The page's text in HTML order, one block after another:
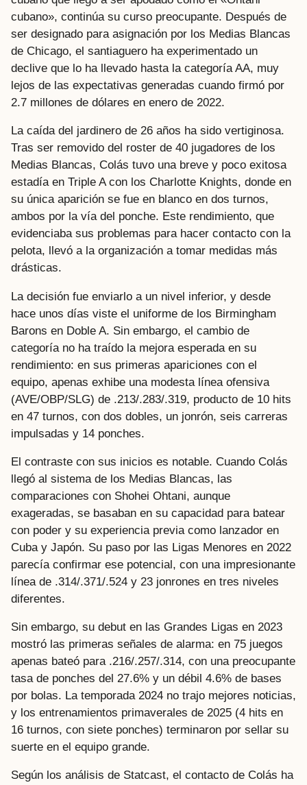
cubano», continúa su curso preocupante. Después de
ser designado para asignación por los Medias Blancas
de Chicago, el santiaguero ha experimentado un
declive que lo ha llevado hasta la categoría AA, muy
lejos de las expectativas generadas cuando firmó por
2.7 millones de dólares en enero de 2022.
La caída del jardinero de 26 años ha sido vertiginosa.
Tras ser removido del roster de 40 jugadores de los
Medias Blancas, Colás tuvo una breve y poco exitosa
estadía en Triple A con los Charlotte Knights, donde en
su única aparición se fue en blanco en dos turnos,
ambos por la vía del ponche. Este rendimiento, que
evidenciaba sus problemas para hacer contacto con la
pelota, llevó a la organización a tomar medidas más
drásticas.
La decisión fue enviarlo a un nivel inferior, y desde
hace unos días viste el uniforme de los Birmingham
Barons en Doble A. Sin embargo, el cambio de
categoría no ha traído la mejora esperada en su
rendimiento: en sus primeras apariciones con el
equipo, apenas exhibe una modesta línea ofensiva
(AVE/OBP/SLG) de .213/.283/.319, producto de 10 hits
en 47 turnos, con dos dobles, un jonrón, seis carreras
impulsadas y 14 ponches.
El contraste con sus inicios es notable. Cuando Colás
llegó al sistema de los Medias Blancas, las
comparaciones con Shohei Ohtani, aunque
exageradas, se basaban en su capacidad para batear
con poder y su experiencia previa como lanzador en
Cuba y Japón. Su paso por las Ligas Menores en 2022
parecía confirmar ese potencial, con una impresionante
línea de .314/.371/.524 y 23 jonrones en tres niveles
diferentes.
Sin embargo, su debut en las Grandes Ligas en 2023
mostró las primeras señales de alarma: en 75 juegos
apenas bateó para .216/.257/.314, con una preocupante
tasa de ponches del 27.6% y un débil 4.6% de bases
por bolas. La temporada 2024 no trajo mejores noticias,
y los entrenamientos primaverales de 2025 (4 hits en
16 turnos, con siete ponches) terminaron por sellar su
suerte en el equipo grande.
Según los análisis de Statcast, el contacto de Colás ha